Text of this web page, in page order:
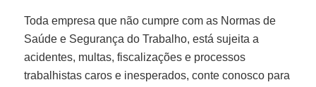
Toda empresa que não cumpre com as Normas de
Saúde e Segurança do Trabalho, está sujeita a
acidentes, multas, fiscalizações e processos
trabalhistas caros e inesperados, conte conosco para